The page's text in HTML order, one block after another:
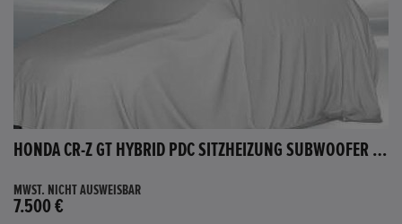
HONDA CR-Z GT HYBRID PDC SITZHEIZUNG SUBWOOFER BLUETOOTH
MWST. NICHT AUSWEISBAR
7.500 €